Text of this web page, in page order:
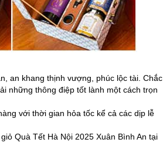
an khang thịnh vượng, phúc lộc tài. Chắc
những thông điệp tốt lành một cách trọn
với thời gian hỏa tốc kể cả các dịp lễ
Quà Tết Hà Nội 2025 Xuân Bình An tại